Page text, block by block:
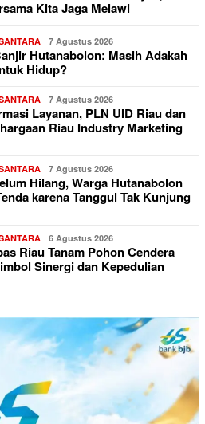
Kita Jaga Melawi
7 Agustus 2026
Hutanabolon: Masih Adakah
Hidup?
7 Agustus 2026
Layanan, PLN UID Riau dan
Riau Industry Marketing
7 Agustus 2026
Hilang, Warga Hutanabolon
karena Tanggul Tak Kunjung
6 Agustus 2026
Riau Tanam Pohon Cendera
Sinergi dan Kepedulian